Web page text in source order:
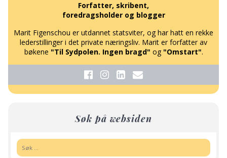
Forfatter, skribent,
foredragsholder og blogger
Marit Figenschou er utdannet statsviter, og har hatt en rekke
lederstillinger i det private næringsliv. Marit er forfatter av
bøkene "Til Sydpolen. Ingen bragd" og "Omstart".
Søk på websiden